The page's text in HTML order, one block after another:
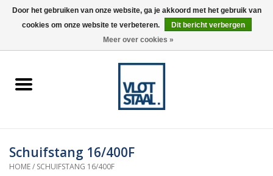
0 Artikelen - €0,00
spanners
Schuifstang 16/400F
HOME/ SCHUIFSTANG 16/400F
Door het gebruiken van onze website, ga je akkoord met het gebruik van
cookies om onze website te verbeteren.
Dit bericht verbergen
Meer over cookies »